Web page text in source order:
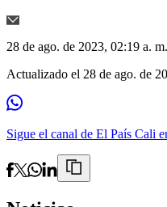
28 de ago. de 2023, 02:19 a. m.
Actualizado el 28 de ago. de
Sigue el canal de El País Cali